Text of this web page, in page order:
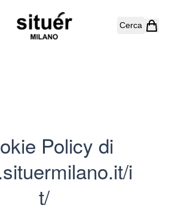
Cerca
Policy di
i
t/